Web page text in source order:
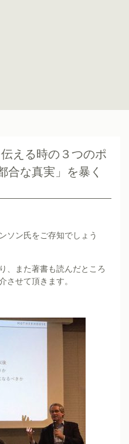
える時の３つのポ
な真実」を暴く
ソン氏をご存知でしょう
、また著書も読んだところ
させて頂きます。